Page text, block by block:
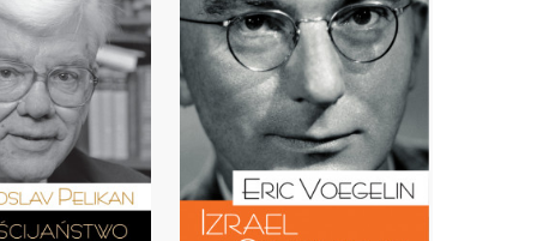
odgrywa
w całym
Order and
weryfikuje w niej
założenia badawcze i
podstawy swojej
późnym okresie jego twórczości –
okresie ciągle niedostatecznie
znanym w Polsce.